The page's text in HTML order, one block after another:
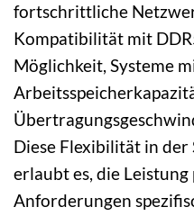
fortschrittliche
Kompatibilität mit
Möglichkeit, Systeme
Diese Flexibilität in
erlaubt es, die Leistung
Anforderungen